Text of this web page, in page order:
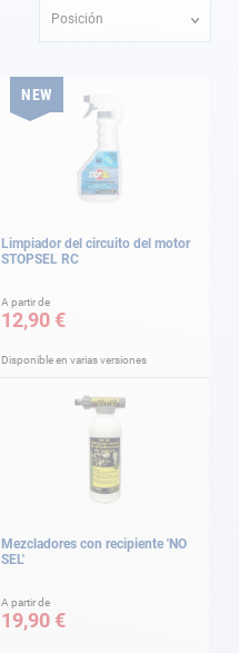
Posición
NEW
Limpiador del circuito del motor
STOPSEL RC
A partir de
12,90 €
Disponible en varias versiones
Mezcladores con recipiente 'NO
SEL'
A partir de
19,90 €